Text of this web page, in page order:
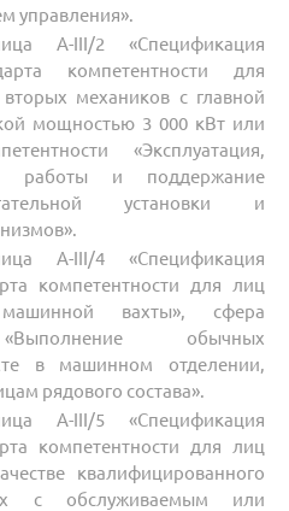
управления».
A-III/2 «Спецификация
компетентности для
механиков с главной
мощностью 3 000 кВт или
«Эксплуатация,
работы и поддержание
установки и
A-III/4 «Спецификация
компетентности для лиц
вахты», сфера
обычных
в машинном отделении,
рядового состава».
A-III/5 «Спецификация
компетентности для лиц
квалифицированного
с обслуживаемым или